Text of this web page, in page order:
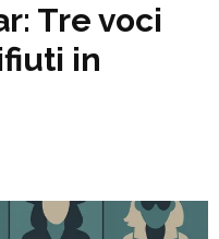
Tre voci
in